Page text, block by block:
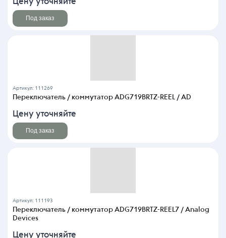
Под заказ
Артикул: 111269
Переключатель / коммутатор ADG719BRTZ-REEL / AD
Цену уточняйте
Под заказ
Артикул: 111193
Переключатель / коммутатор ADG719BRTZ-REEL7 / Analog
Devices
Цену уточняйте